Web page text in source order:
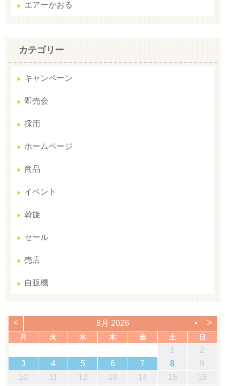
エアーかおる
カテゴリー
キャンペーン
即売会
採用
ホームページ
商品
イベント
斡旋
セール
売店
自販機
< 8月 2026 ▼ >
月 火 水 木 金 土 日
1
2
3
4 5 6 7 8
9
10
11 12 13 14 15
16